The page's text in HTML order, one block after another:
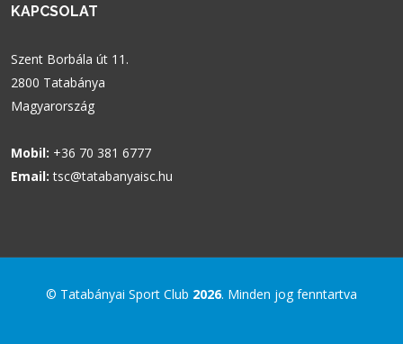
KAPCSOLAT
Szent Borbála út 11.
2800 Tatabánya
Magyarország
Mobil: +36 70 381 6777
Email: tsc@tatabanyaisc.hu
© Tatabányai Sport Club 2026. Minden jog fenntartva